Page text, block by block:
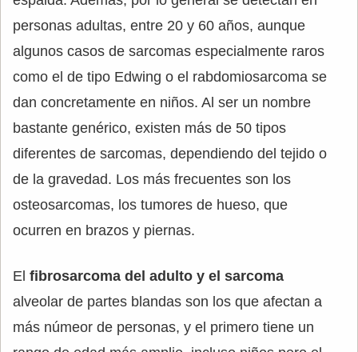
personas adultas, entre 20 y 60 años, aunque
algunos casos de sarcomas especialmente raros
como el de tipo Edwing o el rabdomiosarcoma se
dan concretamente en niños. Al ser un nombre
bastante genérico, existen más de 50 tipos
diferentes de sarcomas, dependiendo del tejido o
de la gravedad. Los más frecuentes son los
osteosarcomas, los tumores de hueso, que
ocurren en brazos y piernas.
El fibrosarcoma del adulto y el sarcoma
alveolar de partes blandas son los que afectan a
más númeor de personas, y el primero tiene un